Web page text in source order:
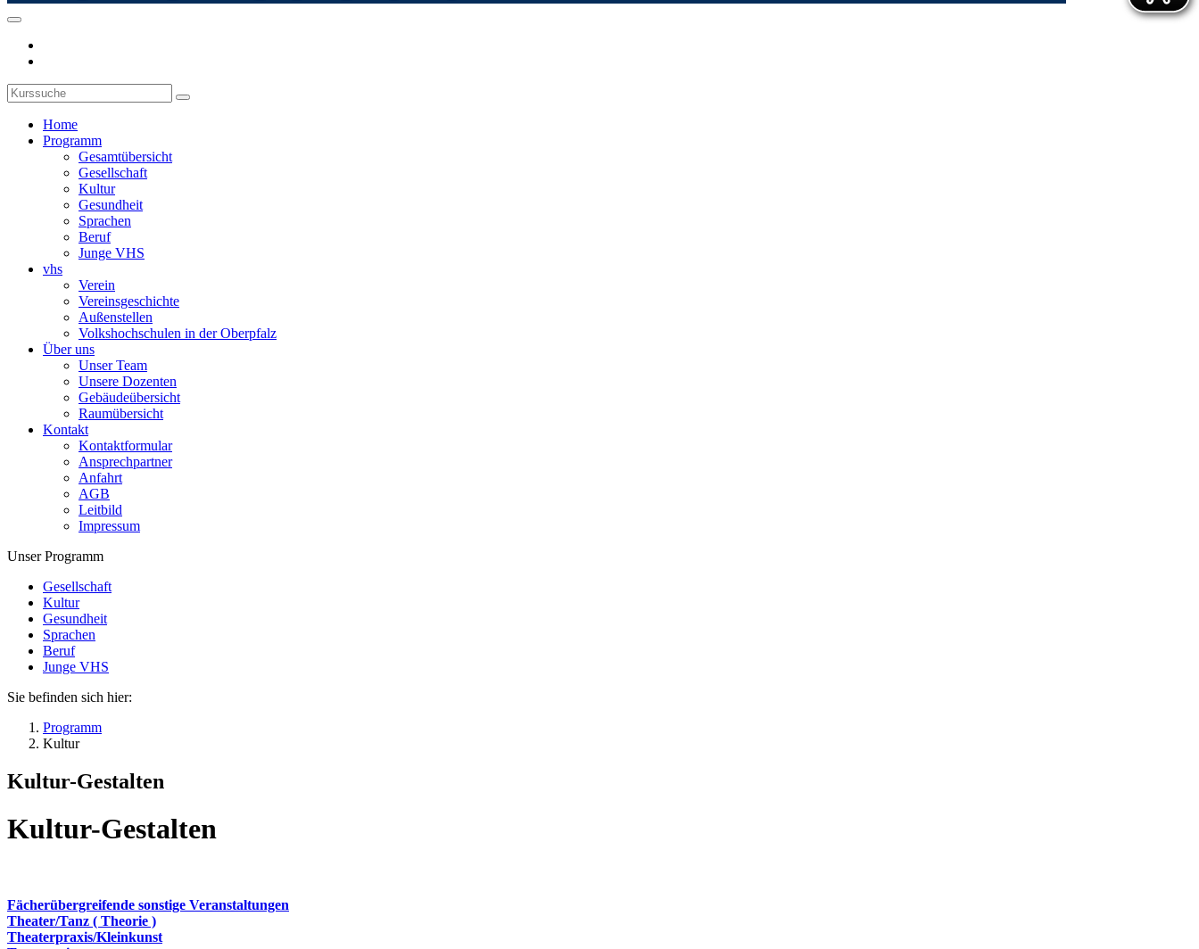
Home
Programm
Gesamtübersicht
Gesellschaft
Kultur
Gesundheit
Sprachen
Beruf
Junge VHS
vhs
Verein
Vereinsgeschichte
Außenstellen
Volkshochschulen in der Oberpfalz
Über uns
Unser Team
Unsere Dozenten
Gebäudeübersicht
Raumübersicht
Kontakt
Kontaktformular
Ansprechpartner
Anfahrt
AGB
Leitbild
Impressum
Unser Programm
Gesellschaft
Kultur
Gesundheit
Sprachen
Beruf
Junge VHS
Sie befinden sich hier:
Programm
Kultur
Kultur-Gestalten
Kultur-Gestalten
Fächerübergreifende sonstige Veranstaltungen
Theater/Tanz ( Theorie )
Theaterpraxis/Kleinkunst